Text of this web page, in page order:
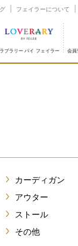
フェイラーについて
ラブラリー バイ フェイラー 会員
カーディガン
アウター
ストール
その他